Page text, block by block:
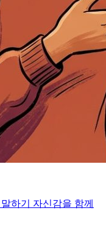
하기 자신감을 함께